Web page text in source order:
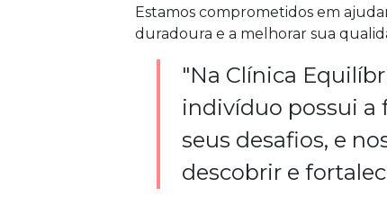
Estamos comprometidos em
duradoura e a melhorar sua
"Na Clínica
indivíduo possui a
seus desafios, e
descobrir e